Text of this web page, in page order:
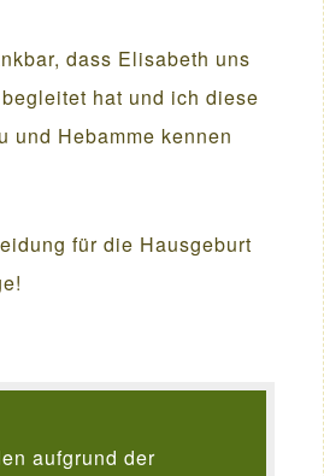
dass Elisabeth uns
hat und ich diese
und Hebamme kennen
für die Hausgeburt
aufgrund der